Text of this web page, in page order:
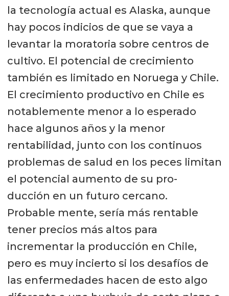
la tecnología actual es Alaska, aunque
hay pocos indicios de que se vaya a
levantar la moratoria sobre centros de
cultivo. El potencial de crecimiento
también es limitado en Noruega y Chile.
El crecimiento productivo en Chile es
notablemente menor a lo esperado
hace algunos años y la menor
rentabilidad, junto con los continuos
problemas de salud en los peces limitan
el potencial aumento de su pro-
ducción en un futuro cercano.
Probable mente, sería más rentable
tener precios más altos para
incrementar la producción en Chile,
pero es muy incierto si los desafíos de
las enfermedades hacen de esto algo